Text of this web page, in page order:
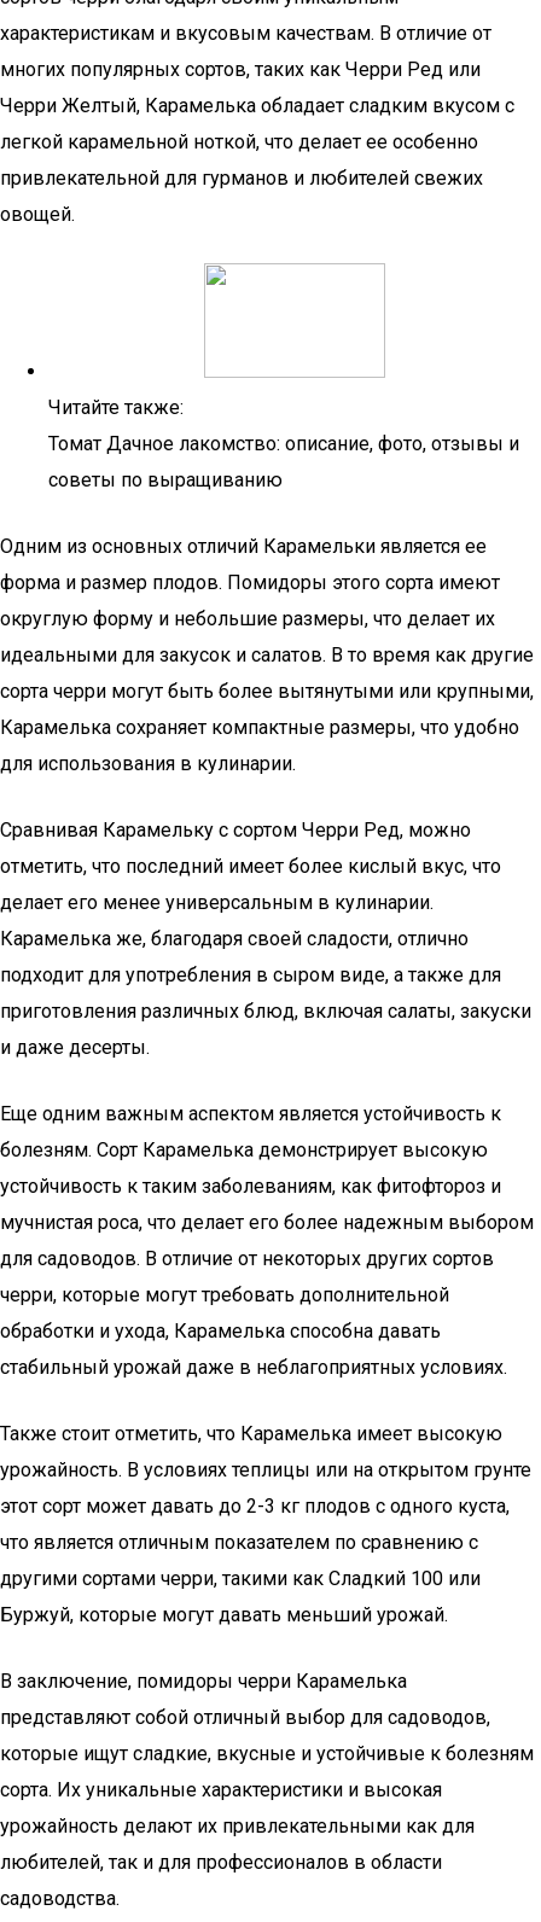
характеристикам и вкусовым качествам. В отличие от
многих популярных сортов, таких как Черри Ред или
Черри Желтый, Карамелька обладает сладким вкусом с
легкой карамельной ноткой, что делает ее особенно
привлекательной для гурманов и любителей свежих
овощей.
Читайте также:
Томат Дачное лакомство: описание, фото, отзывы и
советы по выращиванию
Одним из основных отличий Карамельки является ее
форма и размер плодов. Помидоры этого сорта имеют
округлую форму и небольшие размеры, что делает их
идеальными для закусок и салатов. В то время как другие
сорта черри могут быть более вытянутыми или крупными,
Карамелька сохраняет компактные размеры, что удобно
для использования в кулинарии.
Сравнивая Карамельку с сортом Черри Ред, можно
отметить, что последний имеет более кислый вкус, что
делает его менее универсальным в кулинарии.
Карамелька же, благодаря своей сладости, отлично
подходит для употребления в сыром виде, а также для
приготовления различных блюд, включая салаты, закуски
и даже десерты.
Еще одним важным аспектом является устойчивость к
болезням. Сорт Карамелька демонстрирует высокую
устойчивость к таким заболеваниям, как фитофтороз и
мучнистая роса, что делает его более надежным выбором
для садоводов. В отличие от некоторых других сортов
черри, которые могут требовать дополнительной
обработки и ухода, Карамелька способна давать
стабильный урожай даже в неблагоприятных условиях.
Также стоит отметить, что Карамелька имеет высокую
урожайность. В условиях теплицы или на открытом грунте
этот сорт может давать до 2-3 кг плодов с одного куста,
что является отличным показателем по сравнению с
другими сортами черри, такими как Сладкий 100 или
Буржуй, которые могут давать меньший урожай.
В заключение, помидоры черри Карамелька
представляют собой отличный выбор для садоводов,
которые ищут сладкие, вкусные и устойчивые к болезням
сорта. Их уникальные характеристики и высокая
урожайность делают их привлекательными как для
любителей, так и для профессионалов в области
садоводства.